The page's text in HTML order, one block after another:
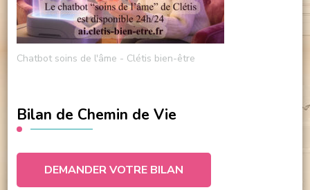
Chatbot soins de l'âme - Clétis bien-être
Bilan de Chemin de Vie
DEMANDER VOTRE BILAN